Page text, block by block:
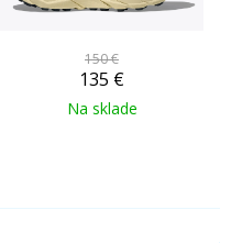
150 €
135 €
Na sklade